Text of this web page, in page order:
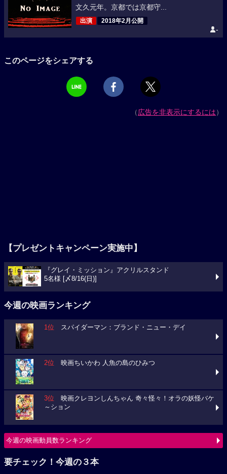
文久元年。京都では京都守...
出演 2018年2月公開
-
このページをシェアする
（広告を非表示にするには）
【プレゼントキャンペーン実施中】
『グレイ・ミッション』アクリルスタンド
5名様 [〆8/16(日)]
今週の映画ランキング
1位 スパイダーマン：ブランド・ニュー・デイ
2位 映画ちいかわ 人魚の島のひみつ
3位 映画クレヨンしんちゃん 奇々怪々！オラの妖怪バケ
～ション
今週の映画動員数ランキング
要チェック！今週の３本